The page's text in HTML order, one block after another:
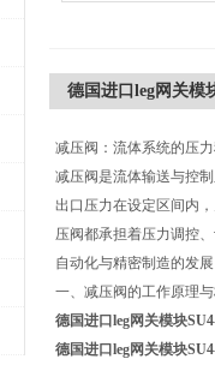
德国进口leg网关模
减压阀：流体系统的压
减压阀是流体输送与控
出口压力在设定区间内
压阀都承担着压力调控
自动化与精密制造的发
一、减压阀的工作原理
德国进口leg网关模块
德国进口leg网关模块